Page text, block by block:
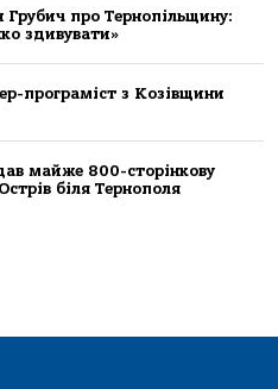
про Тернопільщину:
здивувати»
програміст з Козівщини
майже 800-сторінкову
біля Тернополя